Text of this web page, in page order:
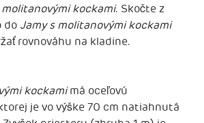
molitanovými kockami. Skočte z
do Jamy s molitanovými kockami
rovnováhu na kladine.
kockamimá oceľovú
je vo výške 70 cm natiahnutá